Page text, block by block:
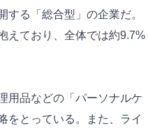
る「総合型」の企業だ。
えており、全体では約9.7%
用品などの「パーソナルケ
をとっている。また、ライ